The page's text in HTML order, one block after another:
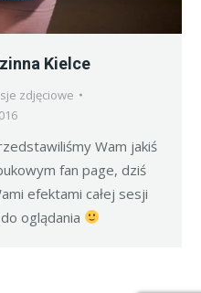
Kielce
zdjęciowe
Wam jakiś
fan page, dziś
efektami całej sesji
oglądania